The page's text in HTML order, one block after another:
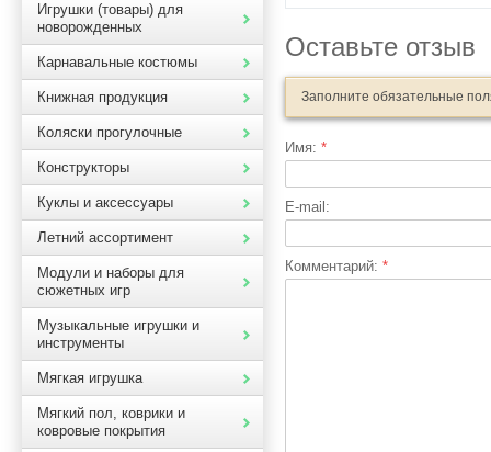
Игрушки (товары) для
новорожденных
Карнавальные костюмы
Книжная продукция
Коляски прогулочные
Конструкторы
Куклы и аксессуары
Летний ассортимент
Модули и наборы для
сюжетных игр
Музыкальные игрушки и
инструменты
Мягкая игрушка
Мягкий пол, коврики и
ковровые покрытия
Оставьте отзыв
Заполните обязательные
Имя: *
E-mail:
Комментарий: *